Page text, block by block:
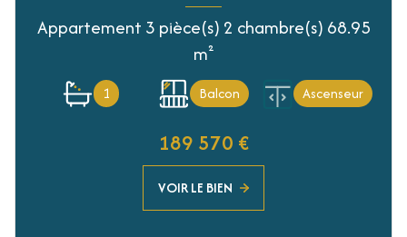
Appartement 3 pièce(s) 2 chambre(s) 68.95
m²
1 Balcon Ascenseur
189 570 €
VOIR LE BIEN